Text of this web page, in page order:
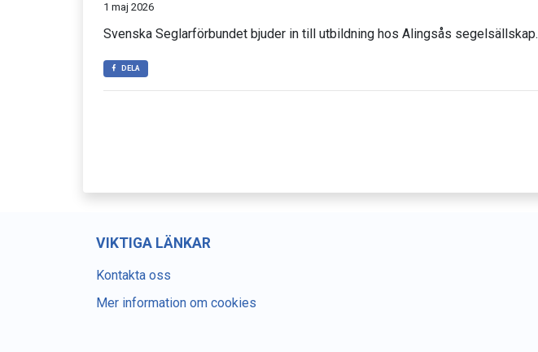
1 maj 2026
Svenska Seglarförbundet bjuder in till utbildning hos Alingsås segelsällskap.
DELA
VIKTIGA LÄNKAR
Kontakta oss
Mer information om cookies